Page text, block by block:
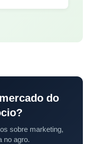
do
sobre marketing,
no agro.